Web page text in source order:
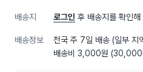
배송지 로그인 후 배송지를 확인해
배송정보 전국 주 7일 배송 (일부 지
배송비 3,000원 (30,000